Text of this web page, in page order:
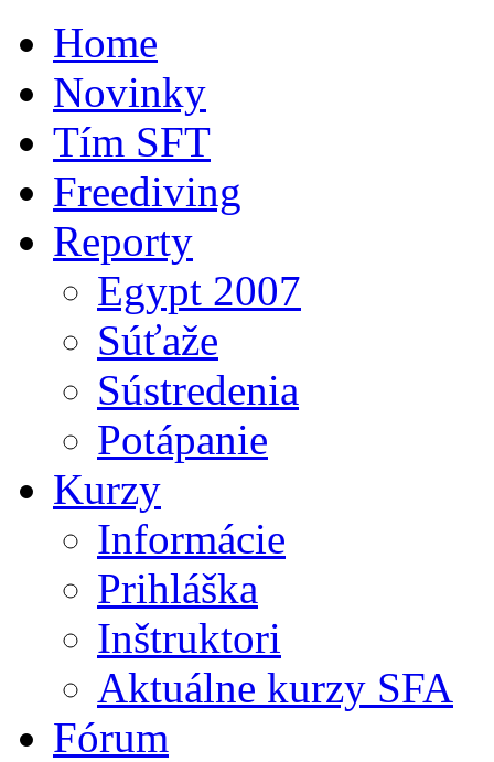
Home
Novinky
Tím SFT
Freediving
Reporty
Egypt 2007
Súťaže
Sústredenia
Potápanie
Kurzy
Informácie
Prihláška
Inštruktori
Aktuálne kurzy SFA
Fórum